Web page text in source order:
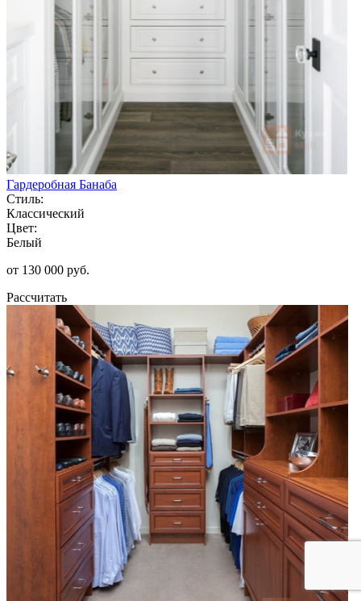
Гардеробная Банаба
Стиль:
Классический
Цвет:
Белый
от 130 000 руб.
Рассчитать